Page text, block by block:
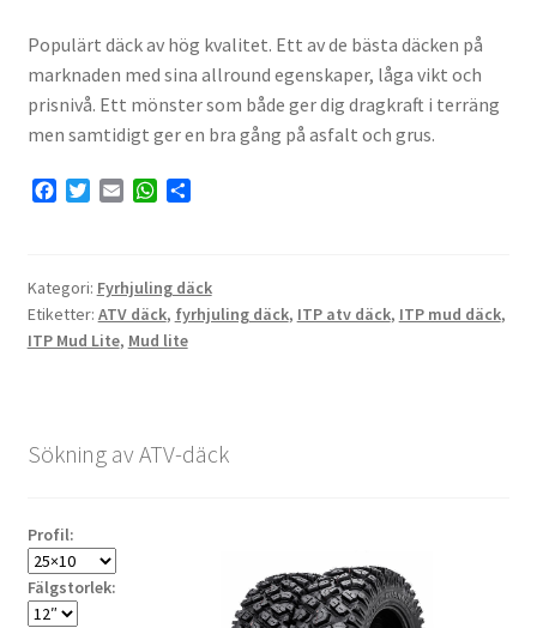
Populärt däck av hög kvalitet. Ett av de bästa däcken på
marknaden med sina allround egenskaper, låga vikt och
prisnivå. Ett mönster som både ger dig dragkraft i terräng
men samtidigt ger en bra gång på asfalt och grus.
b
o
o
t
e
r
l
W
s
A
p
Kategori: Fyrhjuling däck
Etiketter: ATV däck, fyrhjuling däck, ITP atv däck, ITP mud däck,
ITP Mud Lite, Mud lite
Sökning av ATV-däck
Profil:
Fälgstorlek: